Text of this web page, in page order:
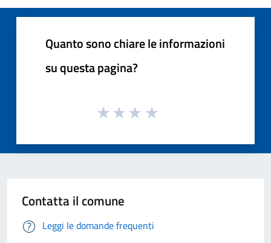
Quanto sono chiare le informazioni
su questa pagina?
Contatta il comune
Leggi le domande frequenti